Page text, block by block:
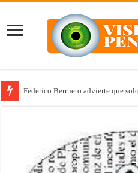
Federico Berrueto advierte que